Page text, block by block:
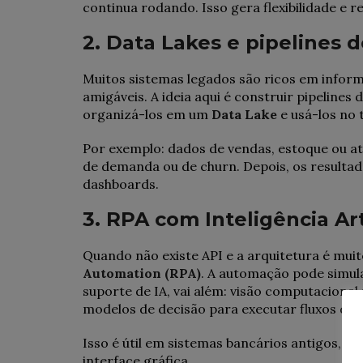
continua rodando. Isso gera flexibilidade e
2. Data Lakes e pipelines
Muitos sistemas legados são ricos em
amigáveis. A ideia aqui é construir
organizá-los em um Data Lake e usá-los no
Por exemplo: dados de vendas, estoque
de demanda ou de churn. Depois, os
dashboards.
3. RPA com Inteligência
Quando não existe API e a arquitetura é
Automation (RPA). A automação pode
suporte de IA, vai além: visão
modelos de decisão para executar fluxos de
Isso é útil em sistemas bancários antigos,